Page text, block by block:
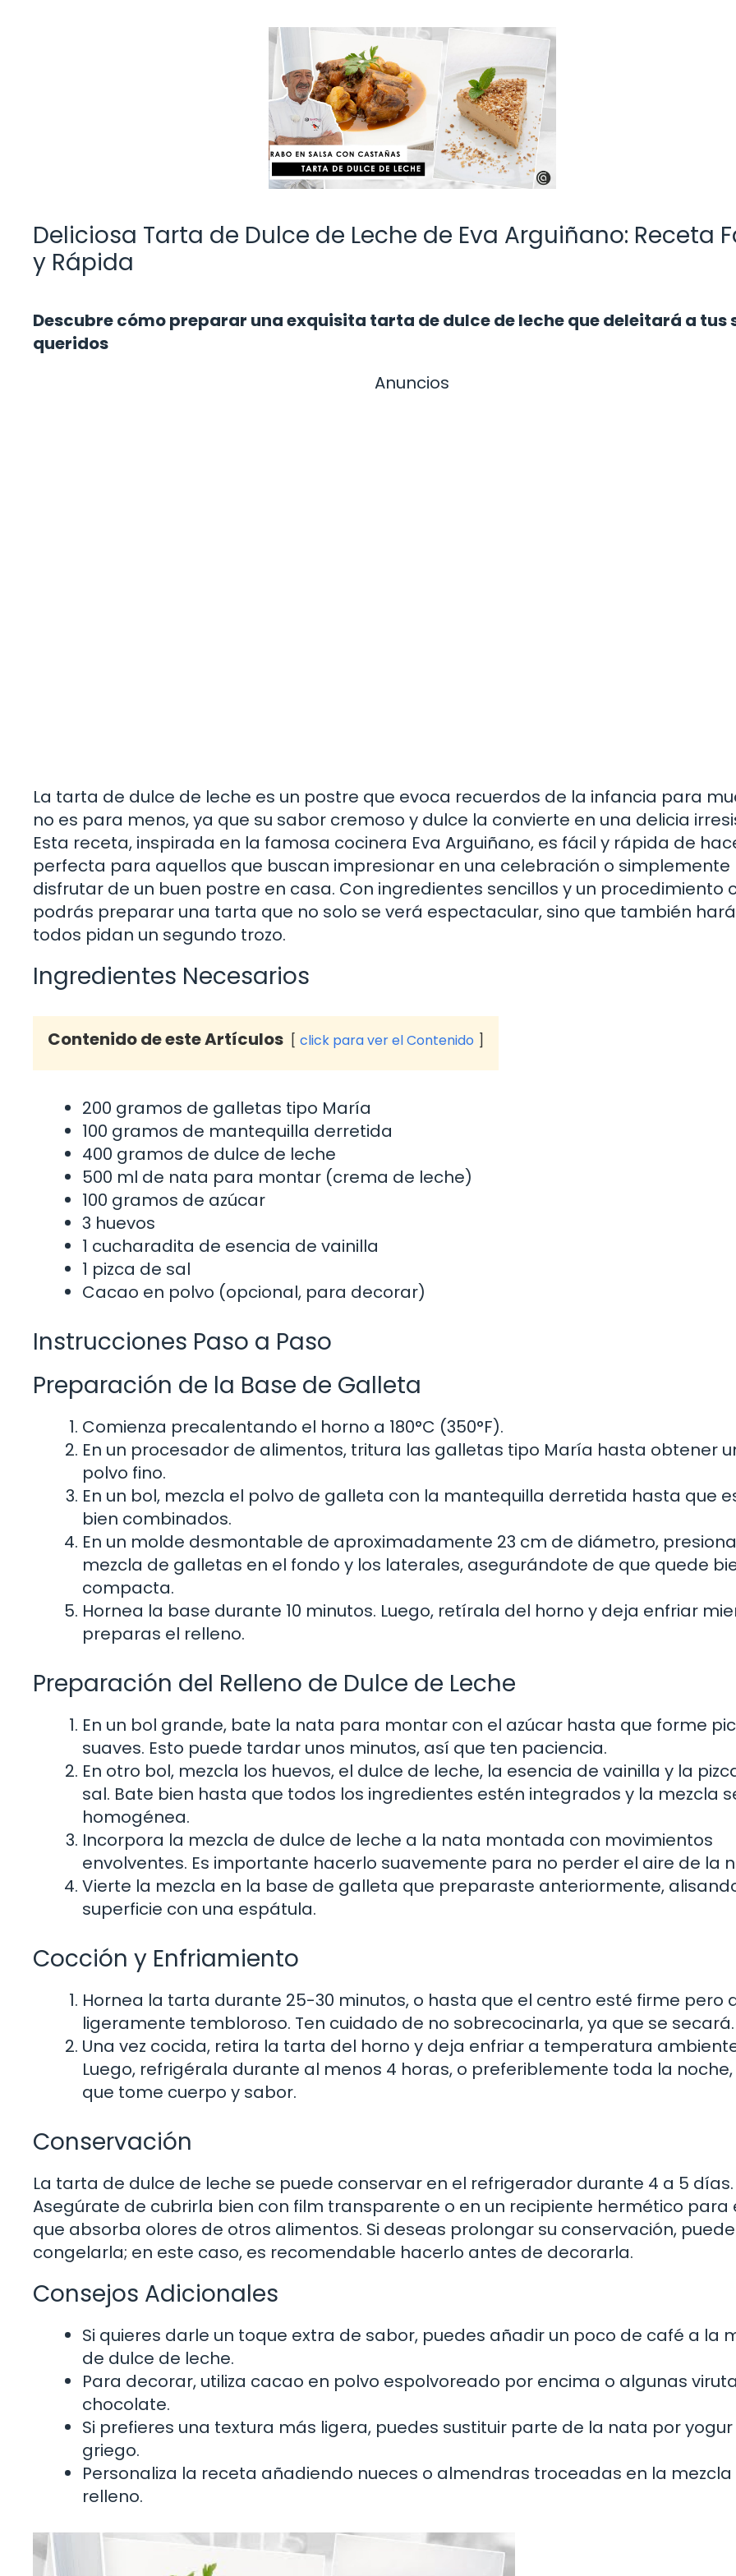
Deliciosa Tarta de Dulce de Leche de Eva Arguiñano: Receta
y Rápida
Descubre cómo preparar una exquisita tarta de dulce de leche que deleitará a tus
queridos
Anuncios
La tarta de dulce de leche es un postre que evoca recuerdos de la infancia para
no es para menos, ya que su sabor cremoso y dulce la convierte en una delicia
Esta receta, inspirada en la famosa cocinera Eva Arguiñano, es fácil y rápida de
perfecta para aquellos que buscan impresionar en una celebración o simplemente
disfrutar de un buen postre en casa. Con ingredientes sencillos y un procedimiento
podrás preparar una tarta que no solo se verá espectacular, sino que también
todos pidan un segundo trozo.
Ingredientes Necesarios
Contenido de este Artículos click para ver el Contenido
200 gramos de galletas tipo María
100 gramos de mantequilla derretida
400 gramos de dulce de leche
500 ml de nata para montar (crema de leche)
100 gramos de azúcar
3 huevos
1 cucharadita de esencia de vainilla
1 pizca de sal
Cacao en polvo (opcional, para decorar)
Instrucciones Paso a Paso
Preparación de la Base de Galleta
Comienza precalentando el horno a 180°C (350°F).
En un procesador de alimentos, tritura las galletas tipo María hasta obtener
polvo fino.
En un bol, mezcla el polvo de galleta con la mantequilla derretida hasta que
bien combinados.
En un molde desmontable de aproximadamente 23 cm de diámetro,
mezcla de galletas en el fondo y los laterales, asegurándote de que quede
compacta.
Hornea la base durante 10 minutos. Luego, retírala del horno y deja enfriar
preparas el relleno.
Preparación del Relleno de Dulce de Leche
En un bol grande, bate la nata para montar con el azúcar hasta que forme
suaves. Esto puede tardar unos minutos, así que ten paciencia.
En otro bol, mezcla los huevos, el dulce de leche, la esencia de vainilla y la
sal. Bate bien hasta que todos los ingredientes estén integrados y la mezcla
homogénea.
Incorpora la mezcla de dulce de leche a la nata montada con movimientos
envolventes. Es importante hacerlo suavemente para no perder el aire de la
Vierte la mezcla en la base de galleta que preparaste anteriormente,
superficie con una espátula.
Cocción y Enfriamiento
Hornea la tarta durante 25-30 minutos, o hasta que el centro esté firme pero
ligeramente tembloroso. Ten cuidado de no sobrecocinarla, ya que se secará.
Una vez cocida, retira la tarta del horno y deja enfriar a temperatura
Luego, refrigérala durante al menos 4 horas, o preferiblemente toda la
que tome cuerpo y sabor.
Conservación
La tarta de dulce de leche se puede conservar en el refrigerador durante 4 a 5 días.
Asegúrate de cubrirla bien con film transparente o en un recipiente hermético para
que absorba olores de otros alimentos. Si deseas prolongar su conservación,
congelarla; en este caso, es recomendable hacerlo antes de decorarla.
Consejos Adicionales
Si quieres darle un toque extra de sabor, puedes añadir un poco de café a la
de dulce de leche.
Para decorar, utiliza cacao en polvo espolvoreado por encima o algunas
chocolate.
Si prefieres una textura más ligera, puedes sustituir parte de la nata por yogur
griego.
Personaliza la receta añadiendo nueces o almendras troceadas en la
relleno.